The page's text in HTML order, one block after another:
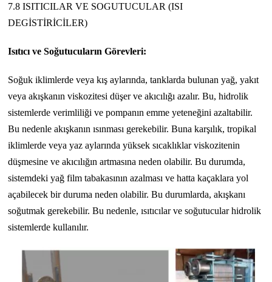
7.8 ISITICILAR VE SOGUTUCULAR (ISI
DEGİSTİRİCİLER)
Isıtıcı ve Soğutucuların Görevleri:
Soğuk iklimlerde veya kış aylarında, tanklarda bulunan yağ, yakıt
veya akışkanın viskozitesi düşer ve akıcılığı azalır. Bu, hidrolik
sistemlerde verimliliği ve pompanın emme yeteneğini azaltabilir.
Bu nedenle akışkanın ısınması gerekebilir. Buna karşılık, tropikal
iklimlerde veya yaz aylarında yüksek sıcaklıklar viskozitenin
düşmesine ve akıcılığın artmasına neden olabilir. Bu durumda,
sistemdeki yağ film tabakasının azalması ve hatta kaçaklara yol
açabilecek bir duruma neden olabilir. Bu durumlarda, akışkanı
soğutmak gerekebilir. Bu nedenle, ısıtıcılar ve soğutucular hidrolik
sistemlerde kullanılır.